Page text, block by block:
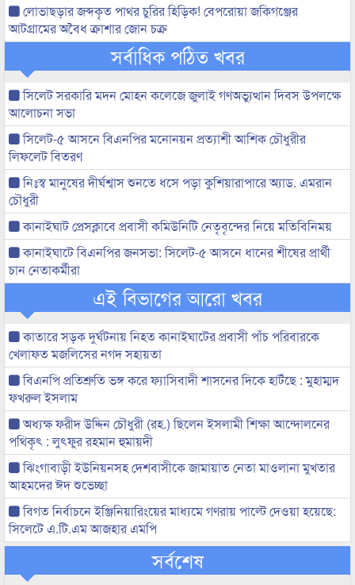
লোভাছড়ার জব্দকৃত পাথর চুরির হিড়িক! বেপরোয়া জকিগঞ্জের
আটগ্রামের অবৈধ ক্রাশার জোন চক্র
সর্বাধিক পঠিত খবর
সিলেট সরকারি মদন মোহন কলেজে জুলাই গণঅভ্যুত্থান দিবস উপলক্ষে
আলোচনা সভা
সিলেট-৫ আসনে বিএনপির মনোনয়ন প্রত্যাশী আশিক চৌধুরীর
লিফলেট বিতরণ
নিঃস্ব মানুষের দীর্ঘশ্বাস শুনতে ধসে পড়া কুশিয়ারাপারে অ্যাড. এমরান
চৌধুরী
কানাইঘাট প্রেসক্লাবে প্রবাসী কমিউনিটি নেতৃবৃন্দের নিয়ে মতিবিনিময়
কানাইঘাটে বিএনপির জনসভা: সিলেট-৫ আসনে ধানের শীষের প্রার্থী
চান নেতাকর্মীরা
এই বিভাগের আরো খবর
কাতারে সড়ক দুর্ঘটনায় নিহত কানাইঘাটের প্রবাসী পাঁচ পরিবারকে
খেলাফত মজলিসের নগদ সহায়তা
বিএনপি প্রতিশ্রুতি ভঙ্গ করে ফ্যাসিবাদী শাসনের দিকে হাটঁছে : মুহাম্মদ
ফখরুল ইসলাম
অধ্যক্ষ ফরীদ উদ্দিন চৌধুরী (রহ.) ছিলেন ইসলামী শিক্ষা আন্দোলনের
পথিকৃৎ : লুৎফুর রহমান হুমায়দী
ঝিংগাবাড়ী ইউনিয়নসহ দেশবাসীকে জামায়াত নেতা মাওলানা মুখতার
আহমদের ঈদ শুভেচ্ছা
বিগত নির্বাচনে ইঞ্জিনিয়ারিংয়ের মাধ্যমে গণরায় পাল্টে দেওয়া হয়েছে:
সিলেটে এ.টি.এম আজহার এমপি
সর্বশেষ